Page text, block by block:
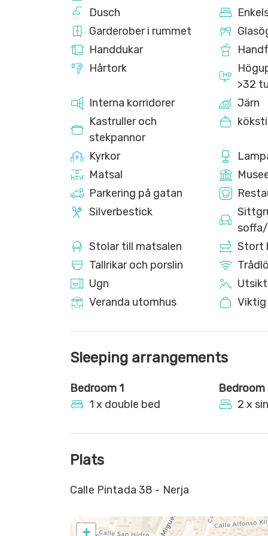
Dusch
Garderober i rummet
Handdukar
Hårtork
>32
Interna korridorer Järn
Kastruller och
stekpannor
Kyrkor
Matsal
Parkering på gatan
Silverbestick
Stolar till matsalen Stort
Tallrikar och porslin
Ugn
Veranda utomhus
Sleeping arrangements
Bedroom 1
1 x double bed
Bedroom
2 x
Plats
Calle Pintada 38 - Nerja
+